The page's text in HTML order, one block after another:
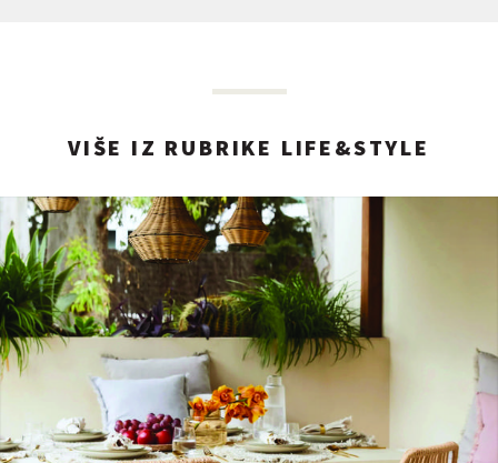
VIŠE IZ RUBRIKE LIFE&STYLE